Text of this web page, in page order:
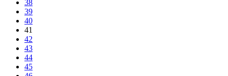
38
39
40
41
42
43
44
45